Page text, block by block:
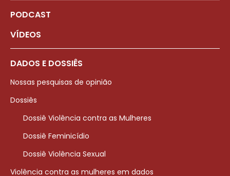
PODCAST
VÍDEOS
DADOS E DOSSIÊS
Nossas pesquisas de opinião
Dossiês
Dossiê Violência contra as Mulheres
Dossiê Feminicídio
Dossiê Violência Sexual
Violência contra as mulheres em dados